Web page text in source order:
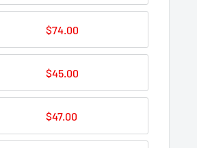
$74.00
$45.00
$47.00